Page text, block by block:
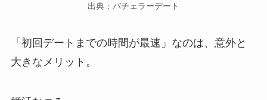
出典：バチェラーデート
「初回デートまでの時間が最速」なのは、意外と
大きなメリット。